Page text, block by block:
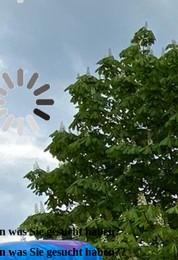
was Sie gesucht haben?
was Sie gesucht haben??